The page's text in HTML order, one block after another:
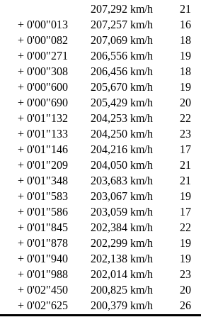
207,292 km/h
21
+ 0'00"013 207,257 km/h
16
+ 0'00"082 207,069 km/h
18
+ 0'00"271 206,556 km/h
19
+ 0'00"308 206,456 km/h
18
+ 0'00"600 205,670 km/h
19
+ 0'00"690 205,429 km/h
20
+ 0'01"132 204,253 km/h
22
+ 0'01"133 204,250 km/h
23
+ 0'01"146 204,216 km/h
17
+ 0'01"209 204,050 km/h
21
+ 0'01"348 203,683 km/h
21
+ 0'01"583 203,067 km/h
19
+ 0'01"586 203,059 km/h
17
+ 0'01"845 202,384 km/h
22
+ 0'01"878 202,299 km/h
19
+ 0'01"940 202,138 km/h
19
+ 0'01"988 202,014 km/h
23
+ 0'02"450 200,825 km/h
20
+ 0'02"625 200,379 km/h 26